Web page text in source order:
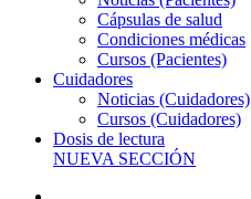
Cápsulas de salud
Condiciones médicas
Cursos (Pacientes)
Cuidadores
Noticias (Cuidadores)
Cursos (Cuidadores)
Dosis de lectura
NUEVA SECCIÓN